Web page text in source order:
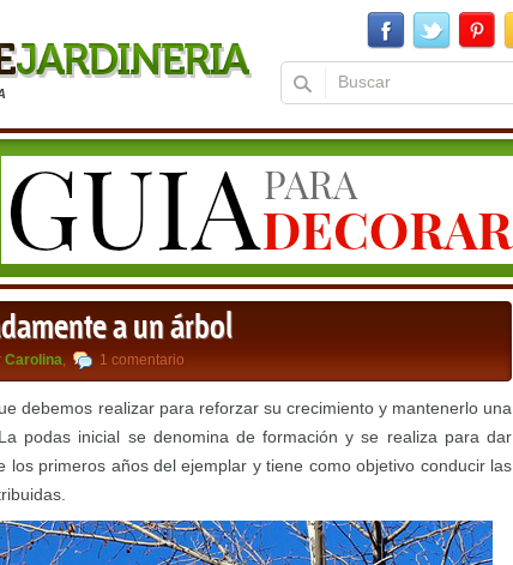
a un árbol
Carolina, 1 comentario
debemos realizar para reforzar su crecimiento y mantenerlo una
podas inicial se denomina de formación y se realiza para dar
los primeros años del ejemplar y tiene como objetivo conducir las